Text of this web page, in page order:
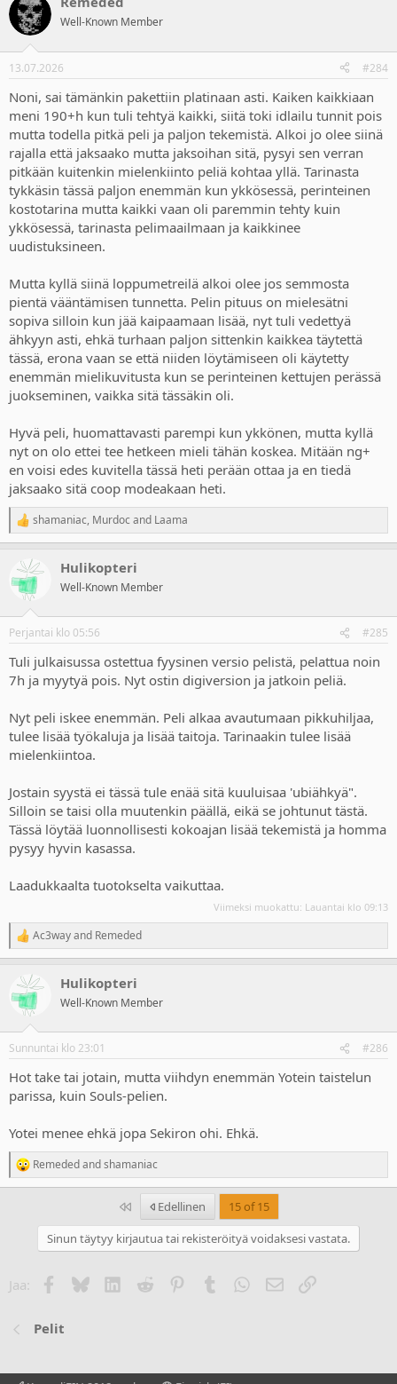
t
i
s
Well-Known Member
13.07.2026 #284
Noni, sai tämänkin pakettiin platinaan asti. Kaiken kaikkiaan
meni 190+h kun tuli tehtyä kaikki, siitä toki idlailu tunnit pois
mutta todella pitkä peli ja paljon tekemistä. Alkoi jo olee siinä
rajalla että jaksaako mutta jaksoihan sitä, pysyi sen verran
pitkään kuitenkin mielenkiinto peliä kohtaa yllä. Tarinasta
tykkäsin tässä paljon enemmän kun ykkösessä, perinteinen
kostotarina mutta kaikki vaan oli paremmin tehty kuin
ykkösessä, tarinasta pelimaailmaan ja kaikkinee
uudistuksineen.
Mutta kyllä siinä loppumetreilä alkoi olee jos semmosta
pientä vääntämisen tunnetta. Pelin pituus on mielesätni
sopiva silloin kun jää kaipaamaan lisää, nyt tuli vedettyä
ähkyyn asti, ehkä turhaan paljon sittenkin kaikkea täytettä
tässä, erona vaan se että niiden löytämiseen oli käytetty
enemmän mielikuvitusta kun se perinteinen kettujen perässä
juokseminen, vaikka sitä tässäkin oli.
Hyvä peli, huomattavasti parempi kun ykkönen, mutta kyllä
nyt on olo ettei tee hetkeen mieli tähän koskea. Mitään ng+
en voisi edes kuvitella tässä heti perään ottaa ja en tiedä
jaksaako sitä coop modeakaan heti.
R
e
c
t
s
shamaniac, Murdocand Laama
Hulikopteri
Well-Known Member
Perjantai klo 05:56 #285
Tuli julkaisussa ostettua fyysinen versio pelistä, pelattua noin
7h ja myytyä pois. Nyt ostin digiversion ja jatkoin peliä.
Nyt peli iskee enemmän. Peli alkaa avautumaan pikkuhiljaa,
tulee lisää työkaluja ja lisää taitoja. Tarinaakin tulee lisää
mielenkiintoa.
Jostain syystä ei tässä tule enää sitä kuuluisaa 'ubiähkyä".
Silloin se taisi olla muutenkin päällä, eikä se johtunut tästä.
Tässä löytää luonnollisesti kokoajan lisää tekemistä ja homma
pysyy hyvin kasassa.
Laadukkaalta tuotokselta vaikuttaa.
Viimeksi muokattu: Lauantai klo 09:13
R
e
c
t
s
Ac3wayand Remeded
Hulikopteri
Well-Known Member
Sunnuntai klo 23:01 #286
Hot take tai jotain, mutta viihdyn enemmän Yotein taistelun
parissa, kuin Souls-pelien.
Yotei menee ehkä jopa Sekiron ohi. Ehkä.
R
e
s
Remededandshamaniac
Ensimmäinen
Edellinen
15 of 15
Sinun täytyy kirjautua tai rekisteröityä voidaksesi vastata.
Jaa: Facebook
BlueskyLinkedIn
Reddit PinterestTumblr WhatsApp
Sähköposti
Linkki
Pelit